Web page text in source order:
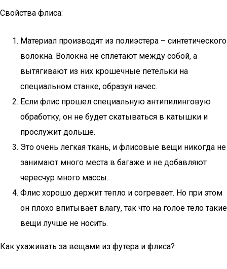
Свойства флиса:
Материал производят из полиэстера – синтетического
волокна. Волокна не сплетают между собой, а
вытягивают из них крошечные петельки на
специальном станке, образуя начес.
Если флис прошел специальную антипилинговую
обработку, он не будет скатываться в катышки и
прослужит дольше.
Это очень легкая ткань, и флисовые вещи никогда не
занимают много места в багаже и не добавляют
чересчур много массы.
Флис хорошо держит тепло и согревает. Но при этом
он плохо впитывает влагу, так что на голое тело такие
вещи лучше не носить.
Как ухаживать за вещами из футера и флиса?